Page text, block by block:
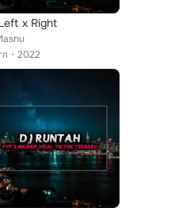
x Right
2022